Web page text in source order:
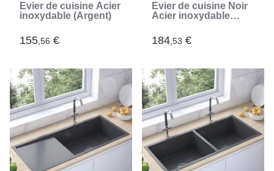
Évier de cuisine Acier
inoxydable (Argent)
155,56 €
Évier de cuisine Noir
Acier inoxydable
184,53 €